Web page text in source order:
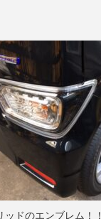
ドのエンブレム！！